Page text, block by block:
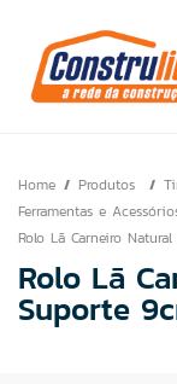
Home Produtos
Ferramentas e
Rolo Lã Carneiro
Rolo Lã
Suporte